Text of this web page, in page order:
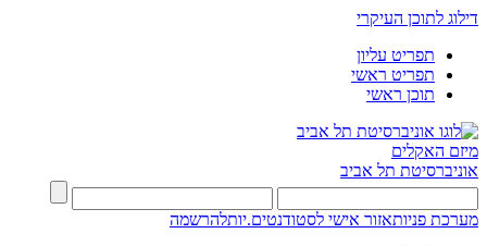
דילוג לתוכן העיקרי
תפריט עליון
תפריט ראשי
תוכן ראשי
מיזם האקלים
אוניברסיטת תל אביב
מערכת פניותאזור אישי לסטודנטים.יותלהרשמה